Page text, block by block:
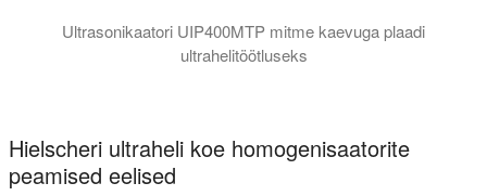
Ultrasonikaatori UIP400MTP mitme kaevuga plaadi
ultrahelitöötluseks
Hielscheri ultraheli koe homogenisaatorite
peamised eelised